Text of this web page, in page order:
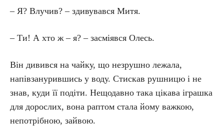
– Я? Влучив? – здивувався Митя.
– Ти! А хто ж – я? – засміявся Олесь.
Він дивився на чайку, що незрушно лежала,
напівзанурившись у воду. Стискав рушницю і не
знав, куди її подіти. Нещодавно така цікава іграшка
для дорослих, вона раптом стала йому важкою,
непотрібною, зайвою.